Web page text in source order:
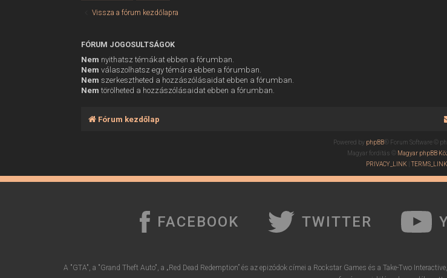
Vissza a fórum kezdőlapra
FÓRUM JOGOSULTSÁGOK
Nem nyithatsz témákat ebben a fórumban.
Nem válaszolhatsz egy témára ebben a fórumban.
Nem szerkesztheted a hozzászólásaidat ebben a fórumban.
Nem törölheted a hozzászólásaidat ebben a fórumban.
Fórum kezdőlap
Powered by phpBB® Forum Software ©
Magyar fordítás ©
Magyar phpBB
PRIVACY_LINK| TERMS_LINK
FACEBOOK TWITTER
A "GTA", a "Grand Theft Auto", a „Red Dead Redemption” és az epizódok címei a Rockstar Games és a Take-Two